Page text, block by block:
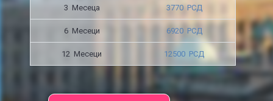
3 Месецa 3770 РСД
6 Месеци 6920 РСД
12 Месеци 12500 РСД